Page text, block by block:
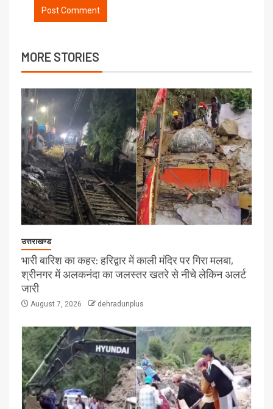
MORE STORIES
उत्तराखण्ड
भारी बारिश का कहर: हरिद्वार में काली मंदिर पर गिरा मलबा,
श्रीनगर में अलकनंदा का जलस्तर खतरे से नीचे लेकिन अलर्ट
जारी
August 7, 2026 dehradunplus